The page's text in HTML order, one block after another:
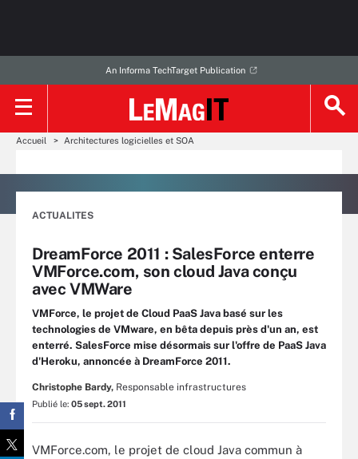
An Informa TechTarget Publication
Accueil Architectures logicielles et SOA
ACTUALITES
DreamForce 2011 : SalesForce enterre
VMForce.com, son cloud Java conçu
avec VMWare
VMForce, le projet de Cloud PaaS Java basé sur les
technologies de VMware, en bêta depuis près d'un an, est
enterré. SalesForce mise désormais sur l'offre de PaaS Java
d'Heroku, annoncée à DreamForce 2011.
Christophe Bardy, Responsable infrastructures
Publié le: 05 sept. 2011
VMForce.com, le projet de cloud Java commun à